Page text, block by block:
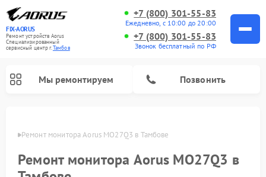
FIX-AORUS
Ремонт устройств Aorus
Специализированный
cервисный центр г.Тамбов
+7 (800) 301-55-83
Ежедневно, с 10:00 до 20:00
+7 (800) 301-55-83
Звонок бесплатный по РФ
Мы ремонтируем Позвонить
Ремонт монитора Aorus MO27Q3 в Тамбове
Ремонт монитора Aorus MO27Q3 в